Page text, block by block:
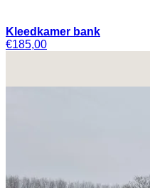
Kleedkamer bank
€185,00